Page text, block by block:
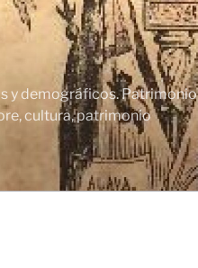
y demográficos. Patrimonio
cultura, patrimonio